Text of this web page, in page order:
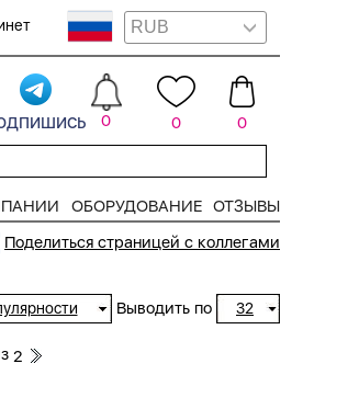
0 0 0
ОБОРУДОВАНИЕ ОТЗЫВЫ
Поделиться страницей с коллегами
Выводить по 32
2